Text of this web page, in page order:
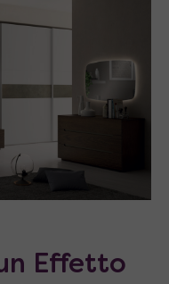
Effetto